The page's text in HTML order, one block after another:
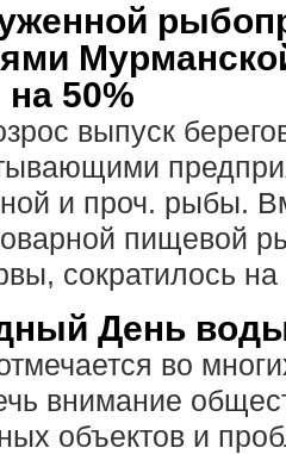
50%
выпуск
и проч. рыбы.
пищевой
сократилось
День
во
внимание
объектов и